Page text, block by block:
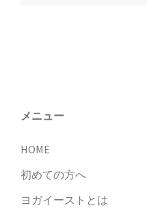
ン
メニュー
HOME
初めての方へ
ヨガイーストとは